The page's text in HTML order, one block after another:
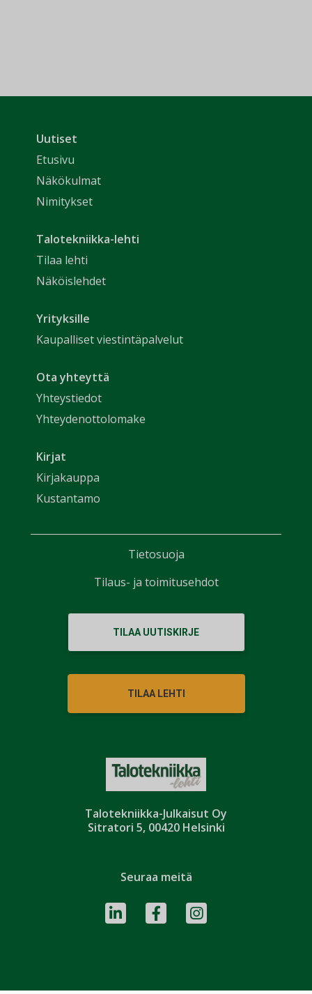
Talotekniikka-Julkaisut Oy
Sitratori 5, 00420 Helsinki
Uutiset
Etusivu
Näkökulmat
Nimitykset
Talotekniikka-lehti
Tilaa lehti
Näköislehdet
Yrityksille
Kaupalliset viestintäpalvelut
Ota yhteyttä
Yhteystiedot
Yhteydenottolomake
Kirjat
Kirjakauppa
Kustantamo
TILAA UUTISKIRJE
TILAA LEHTI
Seuraa meitä
Tietosuoja
Tilaus- ja toimitusehdot